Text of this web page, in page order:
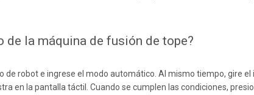
la máquina de fusión de tope?
robot e ingrese el modo automático. Al mismo tiempo, gire
en la pantalla táctil. Cuando se cumplen las condiciones,